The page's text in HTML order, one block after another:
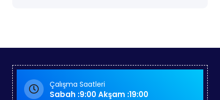
Çalışma Saatleri
Sabah :9:00 Akşam :19:00